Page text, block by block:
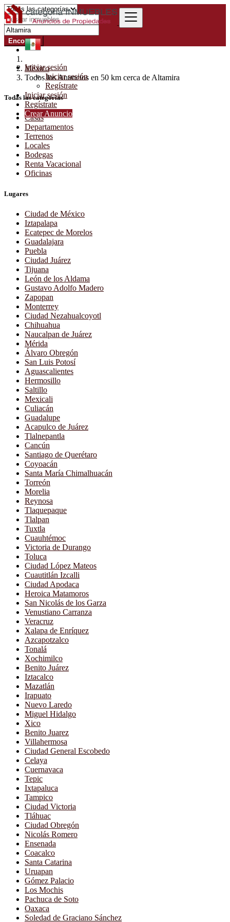
Iniciar sesión
Iniciar sesión
Regístrate
Iniciar sesión
Regístrate
Crear Anuncio
Encontrar
México
Todos los Anuncios en 50 km cerca de Altamira
Todas las categorías
Casas
Departamentos
Terrenos
Locales
Bodegas
Renta Vacacional
Oficinas
Lugares
Ciudad de México
Iztapalapa
Ecatepec de Morelos
Guadalajara
Puebla
Ciudad Juárez
Tijuana
León de los Aldama
Gustavo Adolfo Madero
Zapopan
Monterrey
Ciudad Nezahualcoyotl
Chihuahua
Naucalpan de Juárez
Mérida
Álvaro Obregón
San Luis Potosí
Aguascalientes
Hermosillo
Saltillo
Mexicali
Culiacán
Guadalupe
Acapulco de Juárez
Tlalnepantla
Cancún
Santiago de Querétaro
Coyoacán
Santa María Chimalhuacán
Torreón
Morelia
Reynosa
Tlaquepaque
Tlalpan
Tuxtla
Cuauhtémoc
Victoria de Durango
Toluca
Ciudad López Mateos
Cuautitlán Izcalli
Ciudad Apodaca
Heroica Matamoros
San Nicolás de los Garza
Venustiano Carranza
Veracruz
Xalapa de Enríquez
Azcapotzalco
Tonalá
Xochimilco
Benito Juárez
Iztacalco
Mazatlán
Irapuato
Nuevo Laredo
Miguel Hidalgo
Xico
Benito Juarez
Villahermosa
Ciudad General Escobedo
Celaya
Cuernavaca
Tepic
Ixtapaluca
Tampico
Ciudad Victoria
Tláhuac
Ciudad Obregón
Nicolás Romero
Ensenada
Coacalco
Santa Catarina
Uruapan
Gómez Palacio
Los Mochis
Pachuca de Soto
Oaxaca
Soledad de Graciano Sánchez